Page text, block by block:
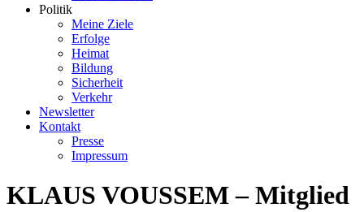
Politik
Meine Ziele
Erfolge
Heimat
Bildung
Sicherheit
Verkehr
Newsletter
Kontakt
Presse
Impressum
KLAUS VOUSSEM – Mitglied